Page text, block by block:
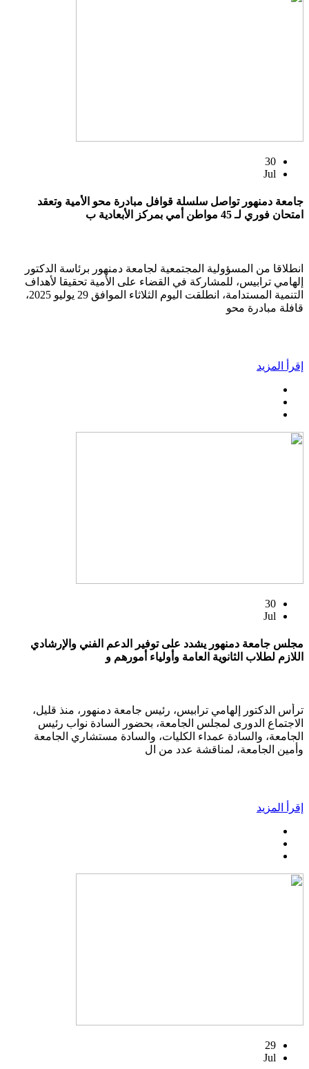
30
Jul
جامعة دمنهور تواصل سلسلة قوافل مبادرة محو الأمية وتعقد
امتحان فوري لـ 45 مواطن أمي بمركز الأبعادية ب
انطلاقا من المسؤولية المجتمعية لجامعة دمنهور برئاسة الدكتور
إلهامي ترابيس، للمشاركة في القضاء على الأمية تحقيقا لأهداف
التنمية المستدامة، انطلقت اليوم الثلاثاء الموافق 29 يوليو 2025،
قافلة مبادرة محو
إقرأ المزيد
30
Jul
مجلس جامعة دمنهور يشدد على توفير الدعم الفني والإرشادي
اللازم لطلاب الثانوية العامة وأولياء أمورهم و
ترأس الدكتور إلهامي ترابيس، رئيس جامعة دمنهور، منذ قليل،
الاجتماع الدورى لمجلس الجامعة، بحضور السادة نواب رئيس
الجامعة، والسادة عمداء الكليات، والسادة مستشاري الجامعة
وأمين الجامعة، لمناقشة عدد من ال
إقرأ المزيد
29
Jul